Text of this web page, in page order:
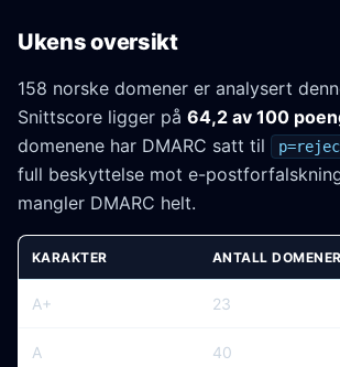
Ukens oversikt
158 norske domener er analysert
Snittscore ligger på 64,2 av 100
domenene har DMARC satt til
full beskyttelse mot e-
mangler DMARC helt.
KARAKTER ANTALL DOMENER
A+ 23
A 40